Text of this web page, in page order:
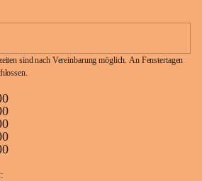
sind nach Vereinbarung möglich. An Fenstertagen